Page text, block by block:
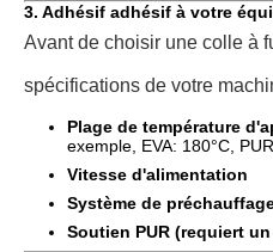
3. Adhésif adhésif à votre
Avant de choisir une colle à
spécifications de votre
Plage de température
exemple, EVA: 180°C,
Vitesse d'alimentation
Système de
Soutien PUR (requiert